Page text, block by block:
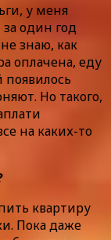
у меня
один год
знаю, как
оплачена, еду
Но такого,
на каких-то
квартиру
Пока даже